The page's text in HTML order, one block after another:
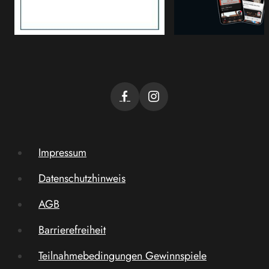
Impressum
Datenschutzhinweis
AGB
Barrierefreiheit
Teilnahmebedingungen Gewinnspiele